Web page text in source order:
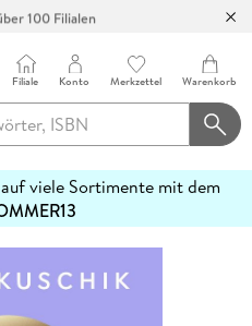
100 Filialen
Filiale Konto Merkzettel Warenkorb
viele Sortimente mit dem